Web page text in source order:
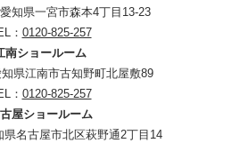
知県一宮市森本4丁目13-23
： 0120-825-257
南ショールーム
県江南市古知野町北屋敷89
： 0120-825-257
屋ショールーム
県名古屋市北区萩野通2丁目14